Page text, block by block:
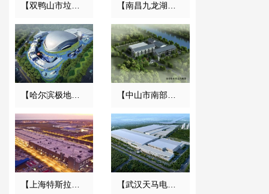
【双鸭山市垃圾焚烧发电项目】减振器合同 【南昌九龙湖污水处理厂】DN1200橡胶接头合同